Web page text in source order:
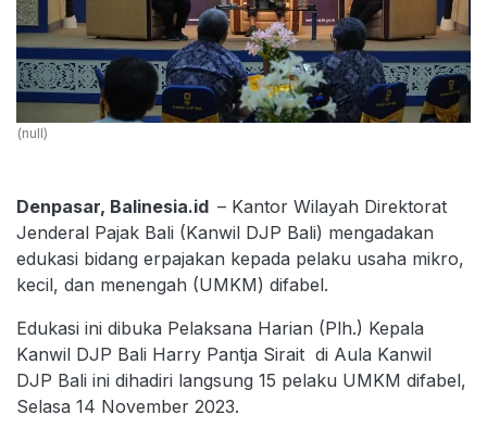
(null)
Denpasar, Balinesia.id – Kantor Wilayah Direktorat
Jenderal Pajak Bali (Kanwil DJP Bali) mengadakan
edukasi bidang erpajakan kepada pelaku usaha mikro,
kecil, dan menengah (UMKM) difabel.
Edukasi ini dibuka Pelaksana Harian (Plh.) Kepala
Kanwil DJP Bali Harry Pantja Sirait di Aula Kanwil
DJP Bali ini dihadiri langsung 15 pelaku UMKM difabel,
Selasa 14 November 2023.